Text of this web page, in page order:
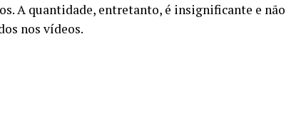
A quantidade, entretanto, é insignificante e não
nos vídeos.